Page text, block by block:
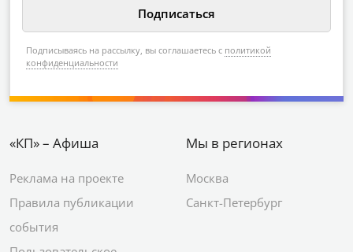
Подписываясь на рассылку, вы соглашаетесь с политикой
конфиденциальности
«КП» – Афиша
Реклама на проекте
Правила публикации
события
Мы в регионах
Москва
Санкт-Петербург